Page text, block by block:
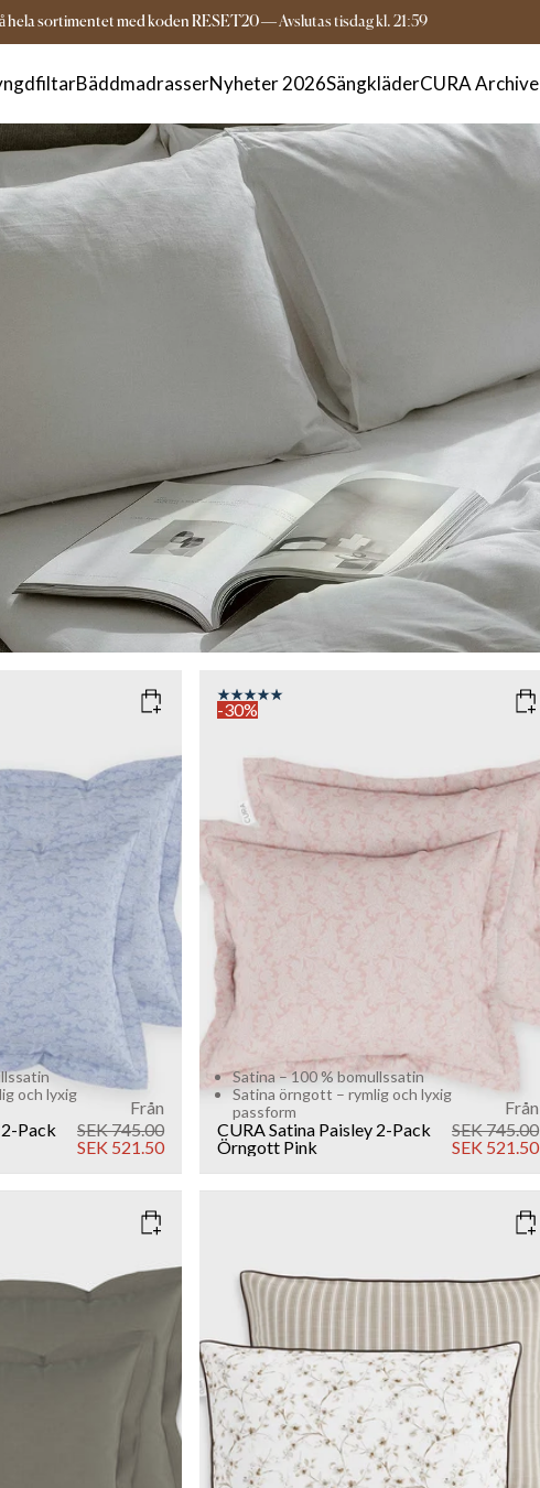
hela sortimentet med koden RESET20—Avslutastisdagkl. 21:59
Fri frakt över 999 kr 2-4 dagars leverans
BäddmadrasserNyheter 2026SängkläderCURA Archive
cart
och lyxig
Pack
Från
SEK 745.00
SEK 521.50
SIZE
50x60
Add to cart
-30%
Satina – 100 % bomullssatin
Satina örngott – rymlig och lyxig
passform
CURA Satina Paisley 2-Pack
Örngott Pink
Från
SEK 745.00
SEK 521.50
SIZE
50x60
Add to cart